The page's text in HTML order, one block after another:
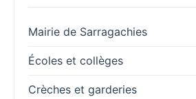
Mairie de Sarragachies
Écoles et collèges
Crèches et garderies